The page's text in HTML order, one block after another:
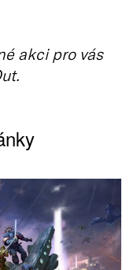
akci pro vás